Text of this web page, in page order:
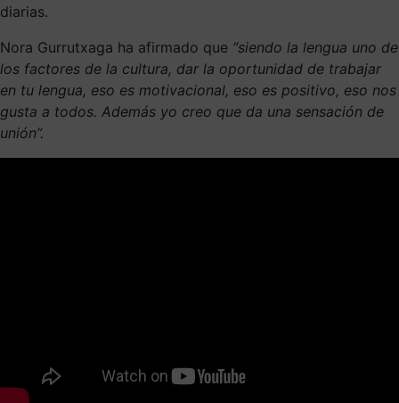
diarias.
Nora Gurrutxaga ha afirmado que “siendo la lengua uno de
los factores de la cultura, dar la oportunidad de trabajar
en tu lengua, eso es motivacional, eso es positivo, eso nos
gusta a todos. Además yo creo que da una sensación de
unión”.